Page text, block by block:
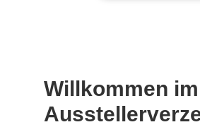
Willkommen im